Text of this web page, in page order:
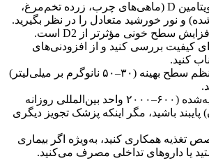
غذاهای غنی از ویتامین D (ماهی‌های چرب، زرده تخم‌مرغ،
و نور خورشید متعادل را در نظر بگیرید.
ویتامین D3 در افزایش سطح خونی مؤثرتر از D2 است.
کیفیت بررسی کنید و از افزودنی‌های
کنید.
آزمایش خون منظم سطح بهینه (۳۰–۵۰ نانوگرم بر میلی‌لیتر)
به دوزهای توصیه‌شده (۶۰۰–۲۰۰۰ واحد بین‌المللی روزانه
پایبند باشید، مگر اینکه پزشک تجویز دیگری
تغذیه همکاری کنید، به‌ویژه اگر بیماری
یا داروهای تداخلی مصرف می‌کنید.